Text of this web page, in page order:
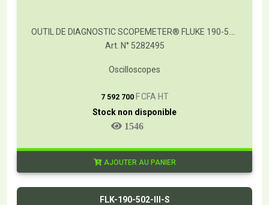
OUTIL DE DIAGNOSTIC SCOPEMETER® FLUKE 190-502 500 MHZ
Art. N° 5282495
Oscilloscopes
7 592 700 F CFA HT
Stock non disponible
1546
AJOUTER AU PANIER
FLK-190-502-III-S